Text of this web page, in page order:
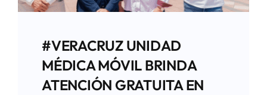
#VERACRUZ UNIDAD
MÉDICA MÓVIL BRINDA
ATENCIÓN GRATUITA EN